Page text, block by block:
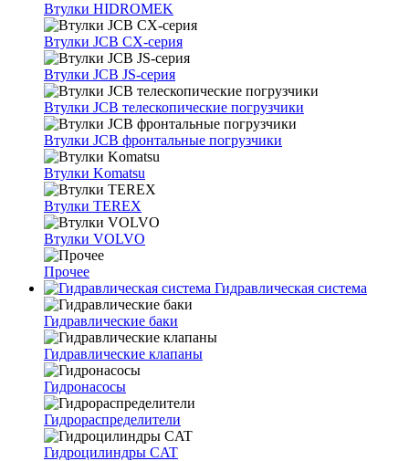
Втулки HIDROMEK
Втулки JCB CX-серия
Втулки JCB JS-серия
Втулки JCB телескопические погрузчики
Втулки JCB фронтальные погрузчики
Втулки Komatsu
Втулки TEREX
Втулки VOLVO
Прочее
Гидравлическая система
Гидравлические баки
Гидравлические клапаны
Гидронасосы
Гидрораспределители
Гидроцилиндры CAT